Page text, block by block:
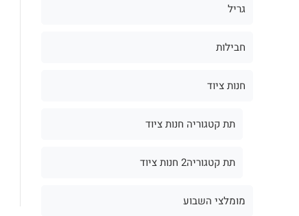
גריל
חבילות
חנות ציוד
תת קטגוריה חנות ציוד
תת קטגוריה2 חנות ציוד
מומלצי השבוע